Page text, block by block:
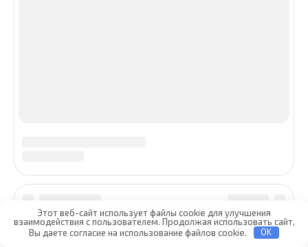
Этот веб-сайт использует файлы cookie для улучшения
взаимодействия с пользователем. Продолжая использовать сайт,
Вы даете согласие на использование файлов cookie.
OK